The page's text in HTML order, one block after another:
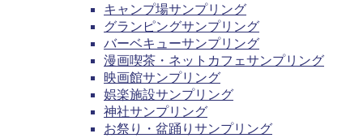
キャンプ場サンプリング
グランピングサンプリング
バーベキューサンプリング
漫画喫茶・ネットカフェサンプリング
映画館サンプリング
娯楽施設サンプリング
神社サンプリング
お祭り・盆踊りサンプリング